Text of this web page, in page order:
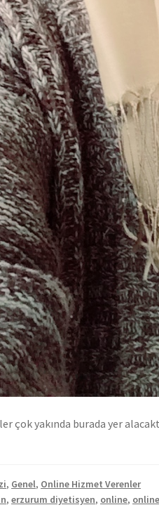
çok yakında burada yer
, Genel, Online Hizmet Verenler
,erzurum diyetisyen, online,